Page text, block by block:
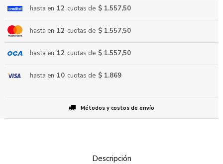
hasta en 12 cuotas de $ 1.557,50
hasta en 12 cuotas de $ 1.557,50
hasta en 12 cuotas de $ 1.557,50
hasta en 10 cuotas de $ 1.869
Métodos y costos de envío
Descripción
ENVIAR